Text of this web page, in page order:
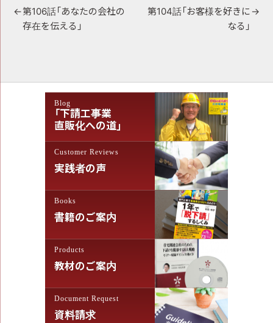
投
稿
ゲ
第104話「お客様を好きに
なる」
第106話「あなたの会社の
存在を伝える」
Blog
「下請工事業
直販化への道」
Customer Reviews
実践者の声
Books
書籍のご案内
Products
教材のご案内
Document Request
資料請求